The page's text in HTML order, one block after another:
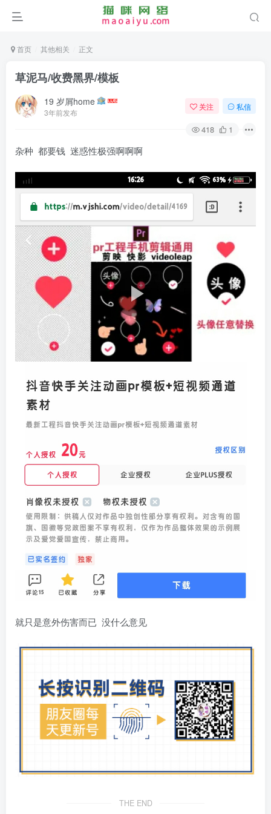
首页 其他相关 正文
草泥马/收费黑界/模板
19 岁屑home
3年前发布
关注 私信
418 1
杂种 都要钱 迷惑性极强啊啊啊
就只是意外伤害而已 没什么意见
THE END